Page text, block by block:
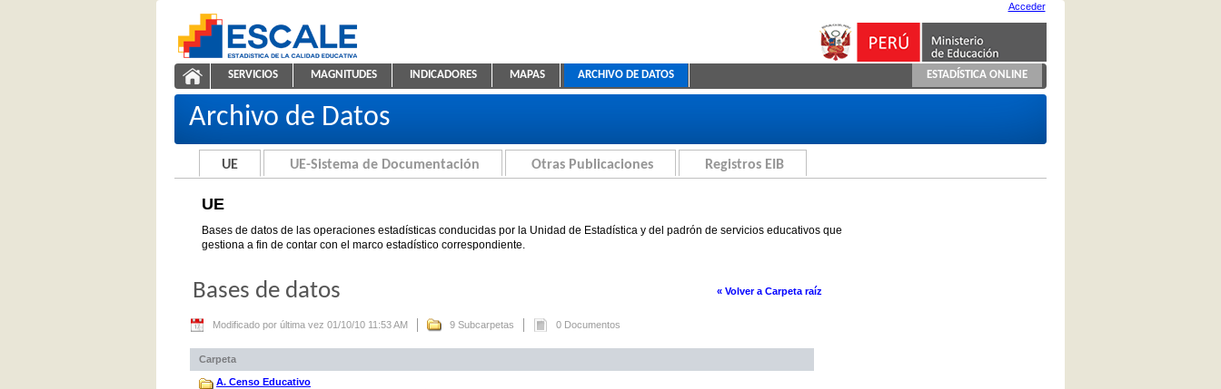
ESCALE - Unidad de Estadística Educativa
UE
Acceder
NAVEGACIÓN
SERVICIOS MAGNITUDES INDICADORES MAPAS ARCHIVO DE DATOS ESTADÍSTICA ONLINE
Archivo de Datos
UE UE-Sistema de Documentación Otras Publicaciones Registros EIB
UE
Bases de datos de las operaciones estadísticas conducidas por la Unidad de Estadística y del padrón de servicios educativos que
gestiona a fin de contar con el marco estadístico correspondiente.
« Volver a Carpeta raíz
Bases de datos
Modificado por última vez 01/10/10 11:53 AM 9 Subcarpetas 0 Documentos
Carpeta
A. Censo Educativo